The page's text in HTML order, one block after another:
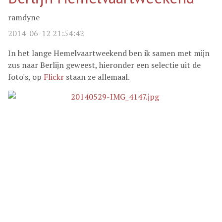
ramdyne
2014-06-12 21:54:42
In het lange Hemelvaartweekend ben ik samen met mijn
zus naar Berlijn geweest, hieronder een selectie uit de
foto's, op Flickr staan ze allemaal.